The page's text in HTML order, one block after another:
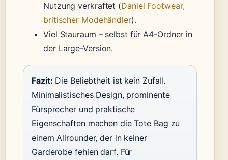
Nutzung verkraftet (Daniel Footwear,
britischer Modehändler).
Viel Stauraum – selbst für A4-Ordner in
der Large-Version.
Fazit: Die Beliebtheit ist kein Zufall.
Minimalistisches Design, prominente
Fürsprecher und praktische
Eigenschaften machen die Tote Bag zu
einem Allrounder, der in keiner
Garderobe fehlen darf. Für